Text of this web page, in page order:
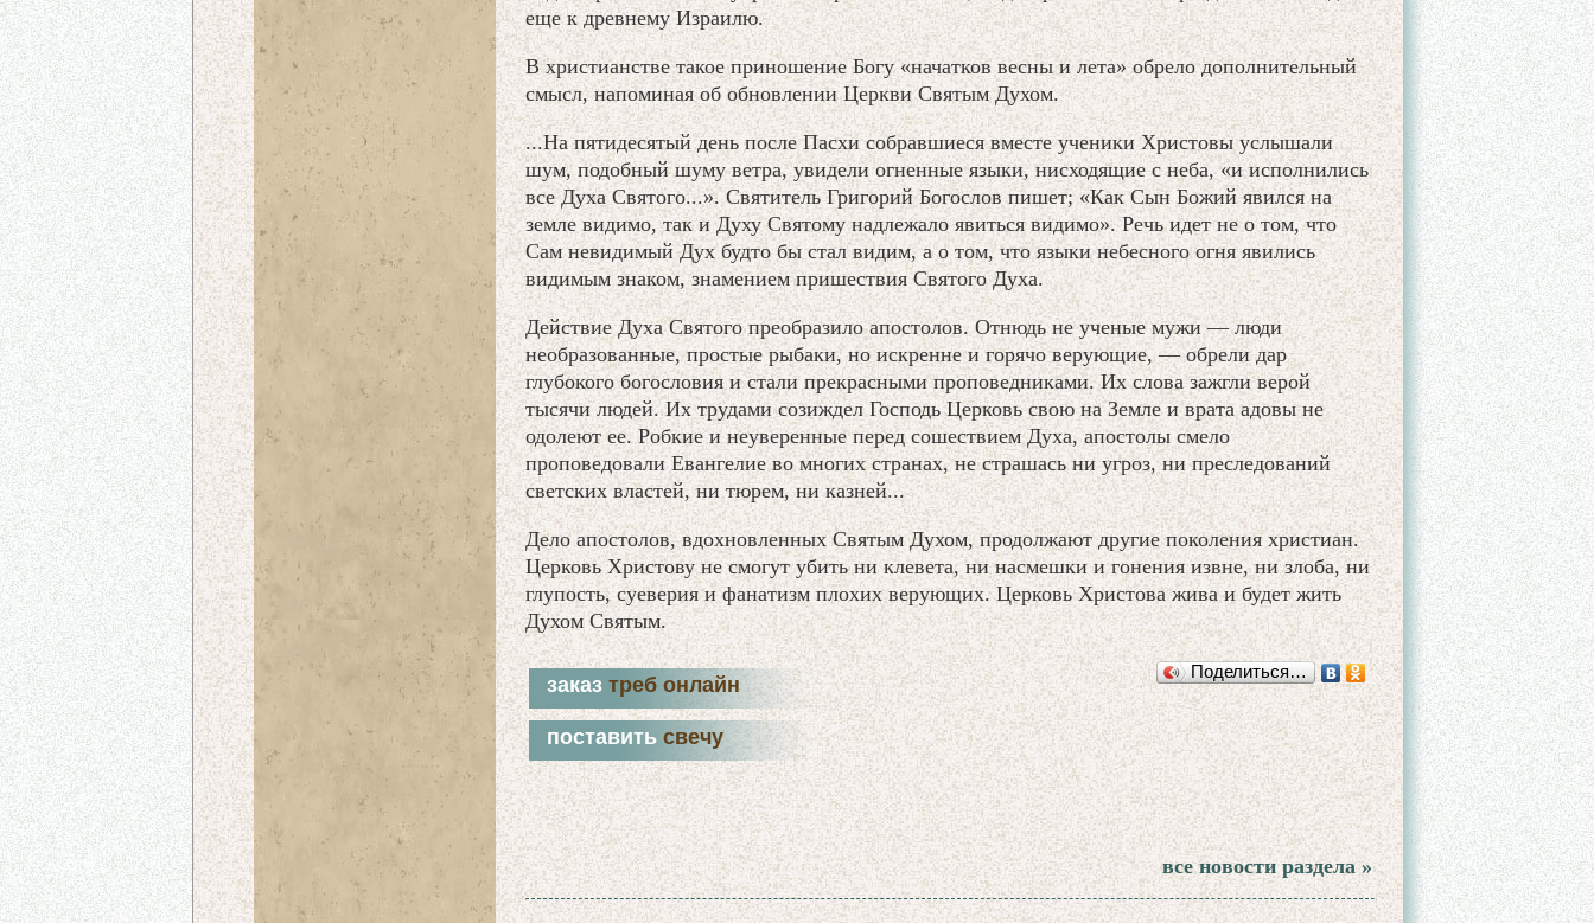
еще к древнему Израилю.
В христианстве такое приношение Богу «начатков весны и лета» обрело дополнительный
смысл, напоминая об обновлении Церкви Святым Духом.
...На пятидесятый день после Пасхи собравшиеся вместе ученики Христовы услышали
шум, подобный шуму ветра, увидели огненные языки, нисходящие с неба, «и исполнились
все Духа Святого...». Святитель Григорий Богослов пишет; «Как Сын Божий явился на
земле видимо, так и Духу Святому надлежало явиться видимо». Речь идет не о том, что
Сам невидимый Дух будто бы стал видим, а о том, что языки небесного огня явились
видимым знаком, знамением пришествия Святого Духа.
Действие Духа Святого преобразило апостолов. Отнюдь не ученые мужи — люди
необразованные, простые рыбаки, но искренне и горячо верующие, — обрели дар
глубокого богословия и стали прекрасными проповедниками. Их слова зажгли верой
тысячи людей. Их трудами созиждел Господь Церковь свою на Земле и врата адовы не
одолеют ее. Робкие и неуверенные перед сошествием Духа, апостолы смело
проповедовали Евангелие во многих странах, не страшась ни угроз, ни преследований
светских властей, ни тюрем, ни казней...
Дело апостолов, вдохновленных Святым Духом, продолжают другие поколения христиан.
Церковь Христову не смогут убить ни клевета, ни насмешки и гонения извне, ни злоба, ни
глупость, суеверия и фанатизм плохих верующих. Церковь Христова жива и будет жить
Духом Святым.
заказ треб онлайн
поставить свечу
Поделиться…
все новости раздела »